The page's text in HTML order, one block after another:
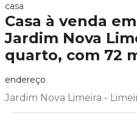
casa
Casa à venda
Jardim Nova
quarto, com 72
endereço
Jardim Nova Limeira -